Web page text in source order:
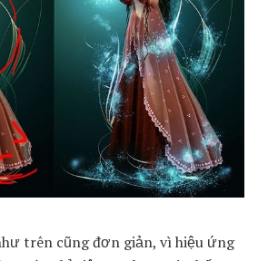
trên cũng đơn giản, vì hiệu ứng